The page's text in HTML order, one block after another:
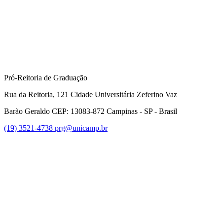
Pró-Reitoria de Graduação
Rua da Reitoria, 121 Cidade Universitária Zeferino Vaz
Barão Geraldo CEP: 13083-872 Campinas - SP - Brasil
(19) 3521-4738 prg@unicamp.br